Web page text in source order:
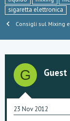
a
t
c
u
s
i
o
n
a
d
i
sigaretta elettronica
Consigli sul Mixing
G Guest
23 Nov 2012